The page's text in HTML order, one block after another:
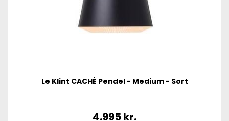
Le Klint CACHÉ Pendel - Medium - Sort
4.995kr.